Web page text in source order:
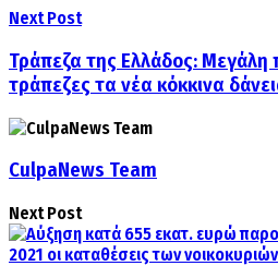
Next Post
Τράπεζα της Ελλάδος: Μεγάλη
τράπεζες τα νέα κόκκινα
CulpaNews Team
Next Post